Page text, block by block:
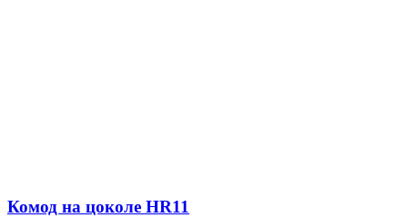
Комод на цоколе HR11